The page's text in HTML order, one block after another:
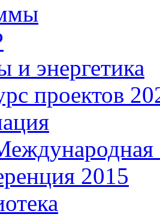
и энергетика
проектов
2015